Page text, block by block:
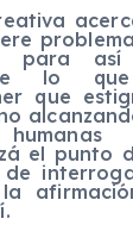
para
lo que
que
el punto
la